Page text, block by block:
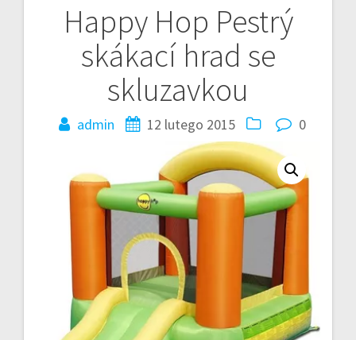
Happy Hop Pestrý
skákací hrad se
skluzavkou
admin 12 lutego 2015 0
Nawigacja
wpisu